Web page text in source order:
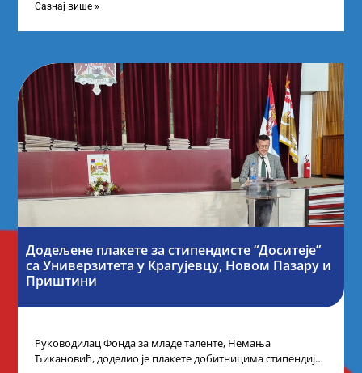
Сазнај више »
Додељене плакете за стипендисте “Доситеје”
са Универзитета у Крагујевцу, Новом Пазару и
Приштини
Руководилац Фонда за младе таленте, Немања
Ђикановић, доделио је плакете добитницима стипендије